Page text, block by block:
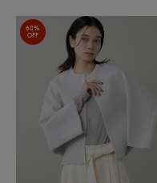
60%
OFF